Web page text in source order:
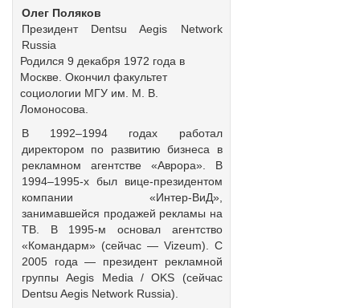
Олег Поляков
Президент Dentsu Aegis Network
Russia
Родился 9 декабря 1972 года в
Москве. Окончил факультет
социологии МГУ им. М. В.
Ломоносова.
В 1992–1994 годах работал
директором по развитию бизнеса в
рекламном агентстве «Аврора». В
1994–1995-х был вице-президентом
компании «Интер-ВиД»,
занимавшейся продажей рекламы на
ТВ. В 1995-м основал агентство
«Командарм» (сейчас — Vizeum). С
2005 года — президент рекламной
группы Aegis Media / OKS (сейчас
Dentsu Aegis Network Russia).